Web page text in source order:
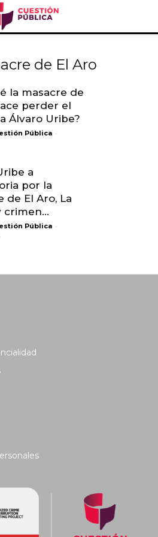
de El Aro
la masacre de
perder el
Álvaro Uribe?
Pública -
a
por la
de El Aro, La
crimen...
Pública -